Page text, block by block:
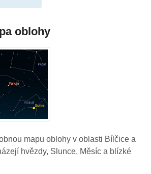
oblohy
mapu oblohy v oblasti Bílčice a
hvězdy, Slunce, Měsíc a blízké